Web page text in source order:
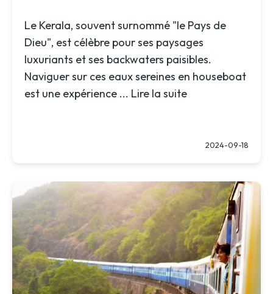
Le Kerala, souvent surnommé "le Pays de
Dieu", est célèbre pour ses paysages
luxuriants et ses backwaters paisibles.
Naviguer sur ces eaux sereines en houseboat
est une expérience ... Lire la suite
2024-09-18